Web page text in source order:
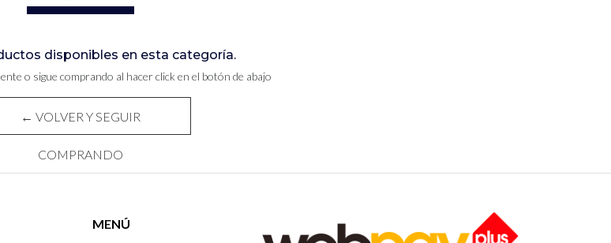
disponibles en esta categoría.
o sigue comprando al hacer click en el botón de abajo
← VOLVER Y SEGUIR
COMPRANDO
MENÚ